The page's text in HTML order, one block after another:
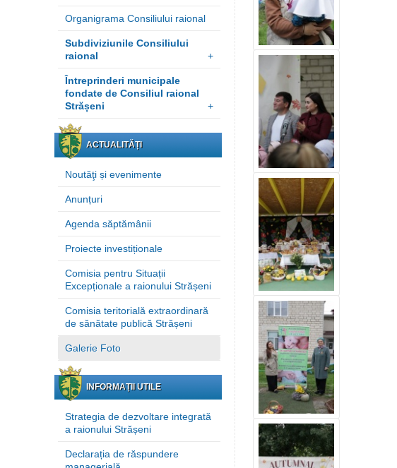
Organigrama Consiliului raional
Subdiviziunile Consiliului
raional
+
Întreprinderi municipale
fondate de Consiliul raional
Strășeni
+
ACTUALITĂȚI
Noutăţi și evenimente
Anunțuri
Agenda săptămânii
Proiecte investiționale
Comisia pentru Situații
Excepționale a raionului Strășeni
Comisia teritorială extraordinară
de sănătate publică Strășeni
Galerie Foto
INFORMAȚII UTILE
Strategia de dezvoltare integrată
a raionului Strășeni
Declarația de răspundere